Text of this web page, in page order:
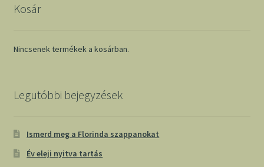
Kosár
Nincsenek termékek a kosárban.
Legutóbbi bejegyzések
Ismerd meg a Florinda szappanokat
Év eleji nyitva tartás